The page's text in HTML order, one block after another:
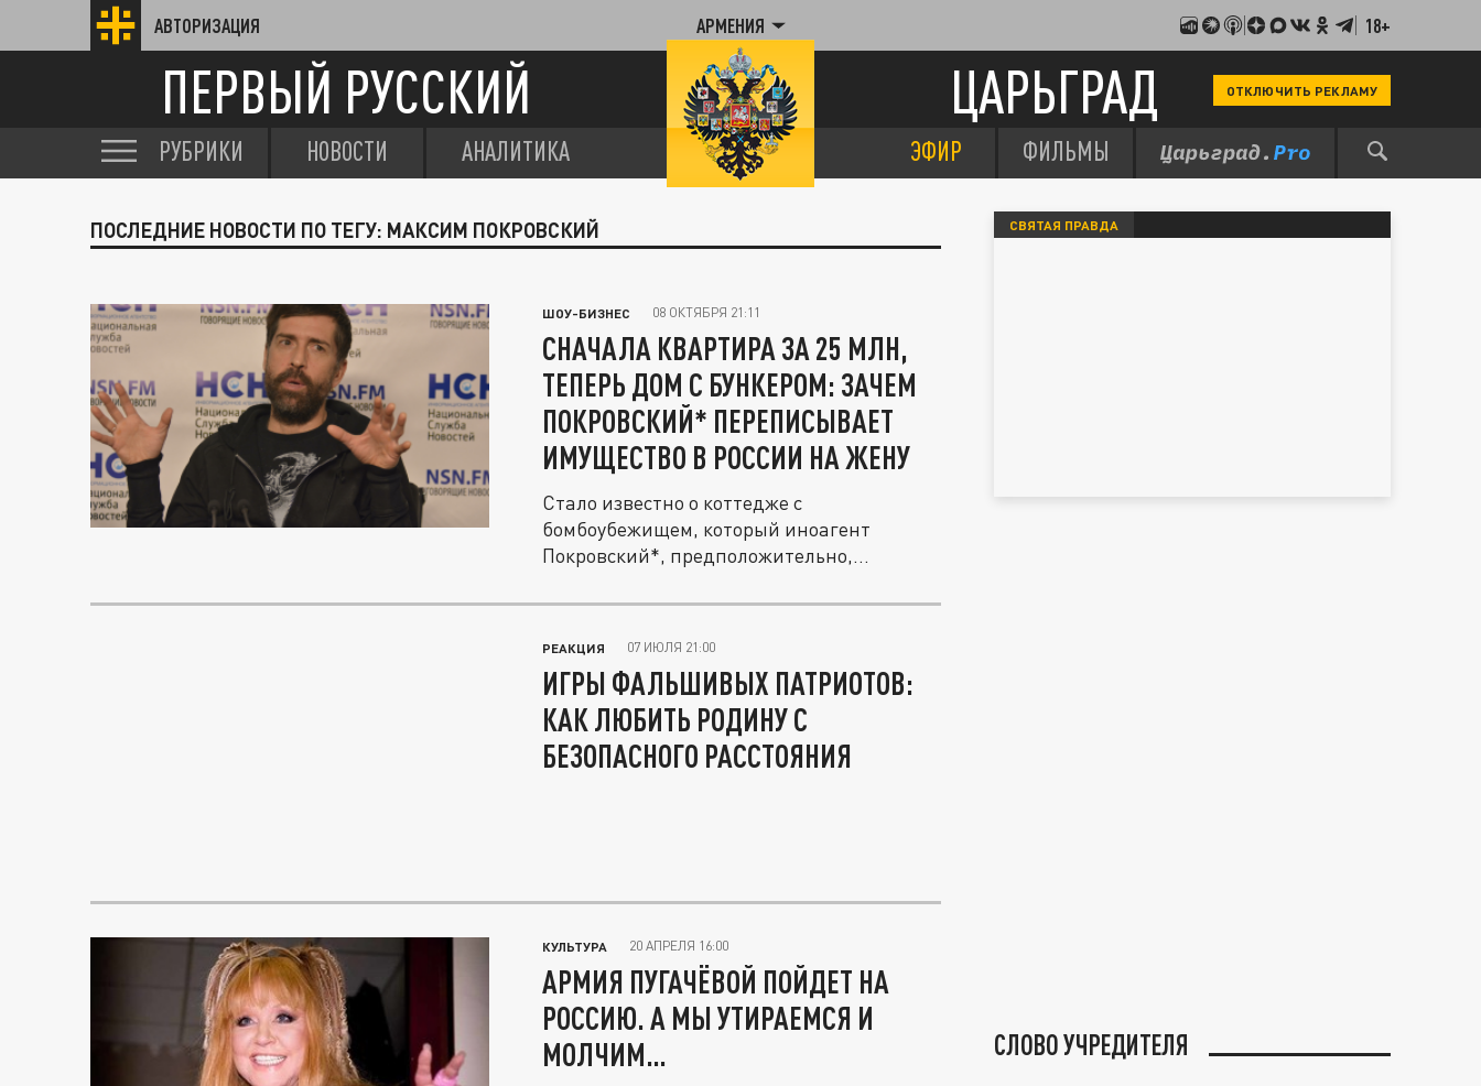
АВТОРИЗАЦИЯ АРМЕНИЯ 18+
ПЕРВЫЙ РУССКИЙ ЦАРЬГРАД ОТКЛЮЧИТЬ РЕКЛАМУ
РУБРИКИ НОВОСТИ АНАЛИТИКА ЭФИР ФИЛЬМЫ
ПОСЛЕДНИЕ НОВОСТИ ПО ТЕГУ: МАКСИМ ПОКРОВСКИЙ
ШОУ-БИЗНЕС 08 ОКТЯБРЯ 21:11
СНАЧАЛА КВАРТИРА ЗА 25 МЛН,
ТЕПЕРЬ ДОМ С БУНКЕРОМ: ЗАЧЕМ
ПОКРОВСКИЙ* ПЕРЕПИСЫВАЕТ
ИМУЩЕСТВО В РОССИИ НА ЖЕНУ
Стало известно о коттедже с
бомбоубежищем, который иноагент
Покровский*, предположительно,
РЕАКЦИЯ 07 ИЮЛЯ 21:00
ИГРЫ ФАЛЬШИВЫХ ПАТРИОТОВ:
КАК ЛЮБИТЬ РОДИНУ С
БЕЗОПАСНОГО РАССТОЯНИЯ
КУЛЬТУРА 20 АПРЕЛЯ 16:00
АРМИЯ ПУГАЧЁВОЙ ПОЙДЕТ НА
РОССИЮ. А МЫ УТИРАЕМСЯ И
МОЛЧИМ…
СВЯТАЯ ПРАВДА
СЛОВО УЧРЕДИТЕЛЯ